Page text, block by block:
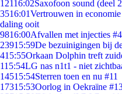
12116:02Saxofoon sound (deel
3516:01Vertrouwen in
daling ooit
9816:00Afvallen met injecties #4
23915:59De bezuinigingen bij
415:55Orkaan Dolphin treft
115:54LG nas n1t1 - niet
14515:54Sterren toen en nu #11
17315:53Oorlog in Oekraïne